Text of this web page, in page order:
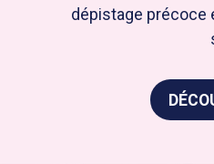
dépistage précoce